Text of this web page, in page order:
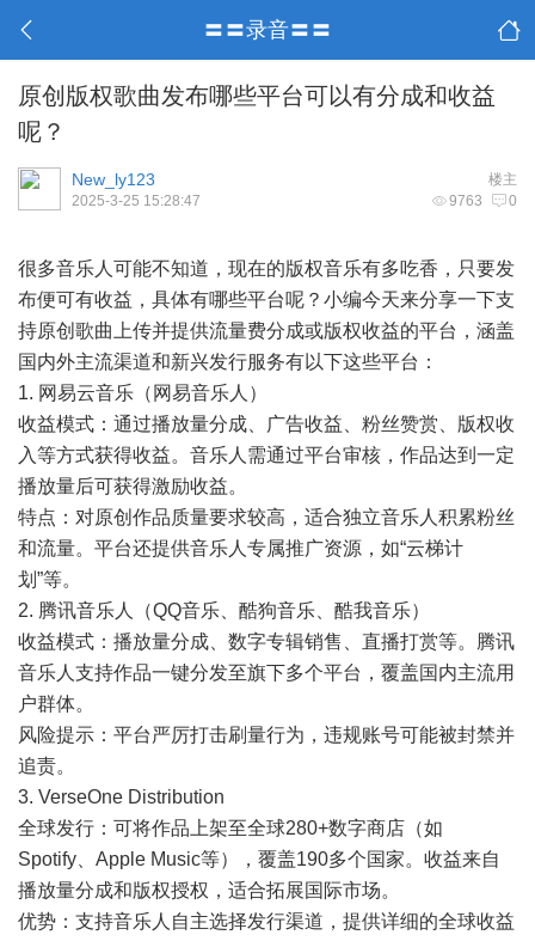
〓〓录音〓〓
原创版权歌曲发布哪些平台可以有分成和收益
呢？
楼主
New_ly123
9763 0
2025-3-25 15:28:47
很多音乐人可能不知道，现在的版权音乐有多吃香，只要发
布便可有收益，具体有哪些平台呢？小编今天来分享一下支
持原创歌曲上传并提供流量费分成或版权收益的平台，涵盖
国内外主流渠道和新兴发行服务有以下这些平台：
1. 网易云音乐（网易音乐人）
收益模式：通过播放量分成、广告收益、粉丝赞赏、版权收
入等方式获得收益。音乐人需通过平台审核，作品达到一定
播放量后可获得激励收益。
特点：对原创作品质量要求较高，适合独立音乐人积累粉丝
和流量。平台还提供音乐人专属推广资源，如“云梯计
划”等。
2. 腾讯音乐人（QQ音乐、酷狗音乐、酷我音乐）
收益模式：播放量分成、数字专辑销售、直播打赏等。腾讯
音乐人支持作品一键分发至旗下多个平台，覆盖国内主流用
户群体。
风险提示：平台严厉打击刷量行为，违规账号可能被封禁并
追责。
3. VerseOne Distribution
全球发行：可将作品上架至全球280+数字商店（如
Spotify、Apple Music等），覆盖190多个国家。收益来自
播放量分成和版权授权，适合拓展国际市场。
优势：支持音乐人自主选择发行渠道，提供详细的全球收益